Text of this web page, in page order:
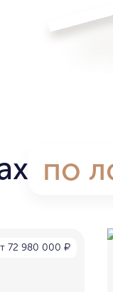
по
72 980 000 ₽